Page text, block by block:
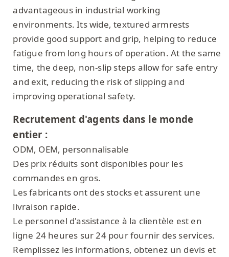
advantageous in industrial working
environments. Its wide, textured armrests
provide good support and grip, helping to reduce
fatigue from long hours of operation. At the same
time, the deep, non-slip steps allow for safe entry
and exit, reducing the risk of slipping and
improving operational safety.
Recrutement d'agents dans le monde
entier :
ODM, OEM, personnalisable
Des prix réduits sont disponibles pour les
commandes en gros.
Les fabricants ont des stocks et assurent une
livraison rapide.
Le personnel d'assistance à la clientèle est en
ligne 24 heures sur 24 pour fournir des services.
Remplissez les informations, obtenez un devis et